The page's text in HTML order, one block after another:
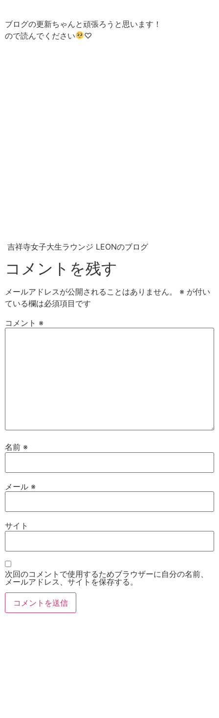
ブログの更新ちゃんと頑張ろうと思います！
ので読んでください
♡
吉祥寺女子大生ラウンジ LEONのブログ
コメントを残す
メールアドレスが公開されることはありません。 ※ が付い
ている欄は必須項目です
コメント ※
名前 ※
メール ※
サイト
次回のコメントで使用するためブラウザーに自分の名前、
メールアドレス、サイトを保存する。